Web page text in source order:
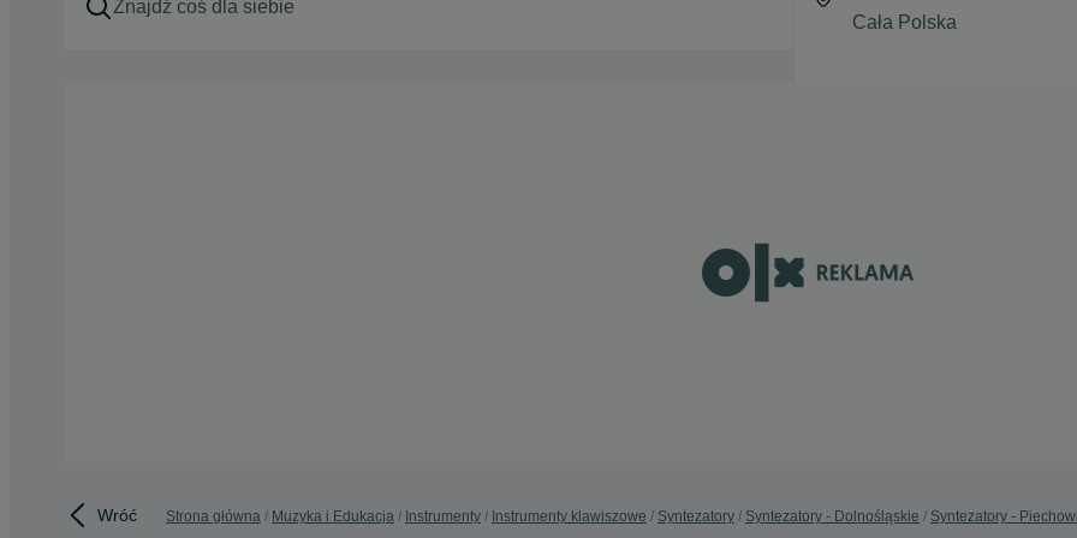
Wróć Strona główna Muzyka i Edukacja Instrumenty Instrumenty klawiszowe Syntezatory Syntezatory - Dolnośląskie Syntezatory -